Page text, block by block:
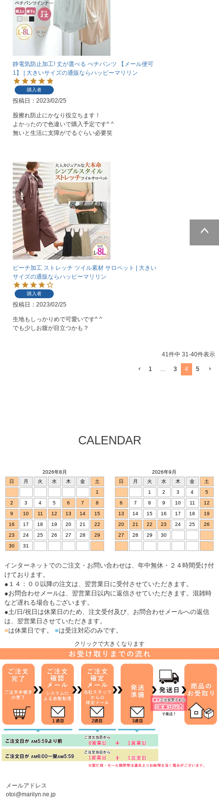
静電気防止加工! 丈が選べる ぺチパンツ 【メール便可
1】 | 大きいサイズの通販ならハッピーマリリン
購入者
投稿日 2023/02/25
股擦れ防止にかなり役立ちます！
よかったので色違いで購入予定です^ ^
無いと生活に支障がでるぐらい必要笑
ピーチ加工 ストレッチ ツイル素材 サロペット | 大きい
サイズの通販ならハッピーマリリン
購入者
投稿日 2023/02/25
生地もしっかりめで可愛いです^ ^
でも少しお腹が目立つかも？
41件中 31-40件表示
1 … 3 4 5
CALENDAR
2026年8月
日
月 火 水 木 金
土
1
2
3 4 5 6 7
8
9
10 11 12 13 14
15
16
17 18 19 20 21
22
23
24 25 26 27 28
29
30
31
2026年9月
日
月 火 水 木 金
土
1
2 3 4
5
6
7 8 9 10 11
12
13
14 15 16 17 18
19
20
21 22 23 24 25
26
27
28 29 30
インターネットでのご注文・お問い合わせは、年中無休・２４時間受け付
けております。
●１４：００以降の注文は、翌営業日に受付させていただきます。
●お問合わせメールは、翌営業日以内に返信させていただきます。混雑時
など遅れる場合もございます。
●土/日/祝日は休業日のため、注文受付及び、お問合わせメールへの返信
は、翌営業日させていただきます。
■は休業日です。 ■は受注対応のみです。
クリックで大きくなります
メールアドレス
otoi@marilyn.ne.jp